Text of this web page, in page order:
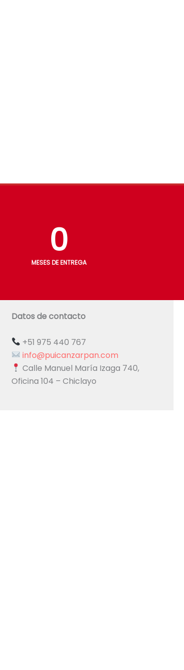
MESES DE ENTREGA
0
Datos de contacto
+51 975 440 767
info@puicanzarpan.com
Calle Manuel María Izaga 740,
Oficina 104 – Chiclayo